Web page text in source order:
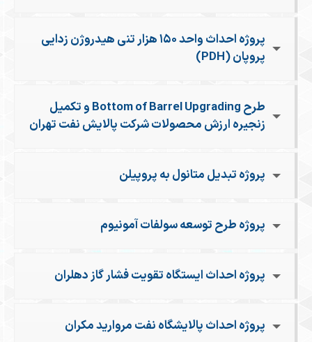
پروژه احداث واحد ۱۵۰ هزار تنی هیدروژن زدایی
پروپان (PDH)
طرح Bottom of Barrel Upgrading و تکمیل
زنجیره ارزش محصولات شرکت پالایش نفت تهران
پروژه تبدیل متانول به پروپیلن
پروژه طرح توسعه سولفات آمونیوم
پروژه احداث ایستگاه تقویت فشار گاز دهلران
پروژه احداث پالایشگاه نفت مروارید مکران